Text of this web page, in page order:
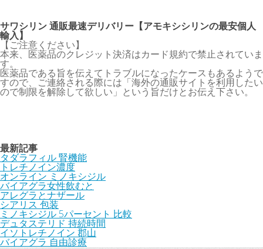
サワシリン 通販最速デリバリー【アモキシシリンの最安個人
輸入】
【ご注意ください】
本来、医薬品のクレジット決済はカード規約で禁止されていま
す。
医薬品である旨を伝えてトラブルになったケースもあるようで
すので、ご連絡される際には「海外の通販サイトを利用したい
ので制限を解除して欲しい」という旨だけとお伝え下さい。
最新記事
タダラフィル 腎機能
トレチノイン濃度
オンライン ミノキシジル
バイアグラ女性飲むと
アレグラとナザール
シアリス 包装
ミノキシジル 5パーセント 比較
デュタステリド 持続時間
イソトレチノイン 郡山
バイアグラ 自由診療